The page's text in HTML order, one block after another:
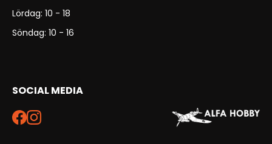
Lördag: 10 - 18
Söndag: 10 - 16
SOCIAL MEDIA